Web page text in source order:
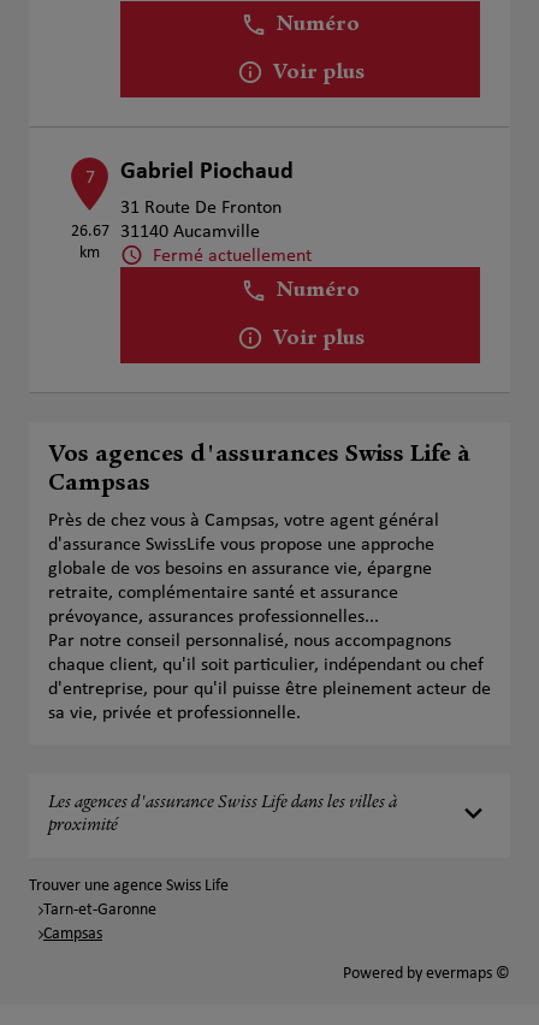
Numéro
Voir plus
7
26.67
km
Gabriel Piochaud
31 Route De Fronton
31140 Aucamville
Fermé actuellement
Numéro
Voir plus
Vos agences d'assurances Swiss Life à
Campsas
Près de chez vous à Campsas, votre agent général
d'assurance SwissLife vous propose une approche
globale de vos besoins en assurance vie, épargne
retraite, complémentaire santé et assurance
prévoyance, assurances professionnelles...
Par notre conseil personnalisé, nous accompagnons
chaque client, qu'il soit particulier, indépendant ou chef
d'entreprise, pour qu'il puisse être pleinement acteur de
sa vie, privée et professionnelle.
Les agences d'assurance Swiss Life dans les villes à
proximité
Trouver une agence Swiss Life
Tarn-et-Garonne
Campsas
Powered by evermaps ©